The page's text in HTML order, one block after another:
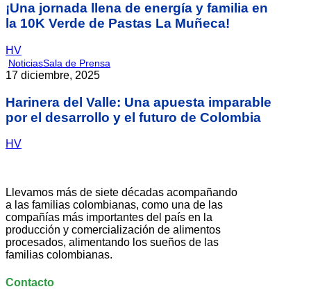
¡Una jornada llena de energía y familia en
la 10K Verde de Pastas La Muñeca!
HV
NoticiasSala de Prensa
17 diciembre, 2025
Harinera del Valle: Una apuesta imparable
por el desarrollo y el futuro de Colombia
HV
Llevamos más de siete décadas acompañando
a las familias colombianas, como una de las
compañías más importantes del país en la
producción y comercialización de alimentos
procesados, alimentando los sueños de las
familias colombianas.
Contacto